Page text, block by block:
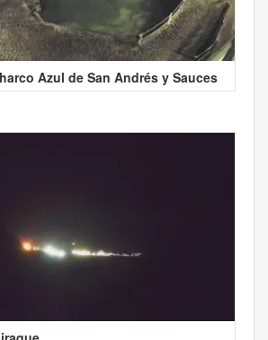
Azul de San Andrés y Sauces